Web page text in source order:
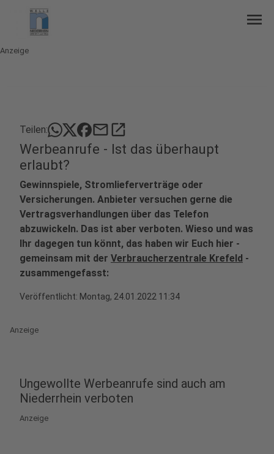
menu
Anzeige
Teilen: mailopen_in_new
Werbeanrufe - Ist das überhaupt
erlaubt?
Gewinnspiele, Stromlieferverträge oder
Versicherungen. Anbieter versuchen gerne die
Vertragsverhandlungen über das Telefon
abzuwickeln. Das ist aber verboten. Wieso und was
Ihr dagegen tun könnt, das haben wir Euch hier -
gemeinsam mit der Verbraucherzentrale Krefeld -
zusammengefasst:
Veröffentlicht: Montag, 24.01.2022 11:34
Anzeige
Ungewollte Werbeanrufe sind auch am
Niederrhein verboten
Anzeige